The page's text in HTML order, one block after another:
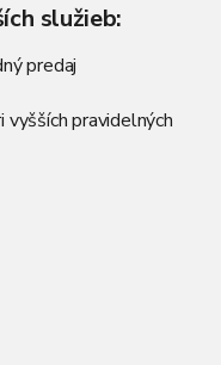
služieb:
predaj
vyšších pravidelných